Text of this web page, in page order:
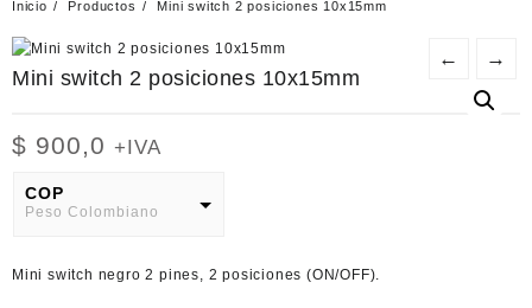
Inicio Productos Mini switch 2 posiciones 10x15mm
← →
Mini switch 2 posiciones 10x15mm
$ 900,0 +IVA
COP
Peso Colombiano
American Dollar
Mini switch negro 2 pines, 2 posiciones (ON/OFF).